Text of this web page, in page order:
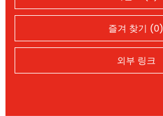
즐겨 찾기 (0)
외부 링크